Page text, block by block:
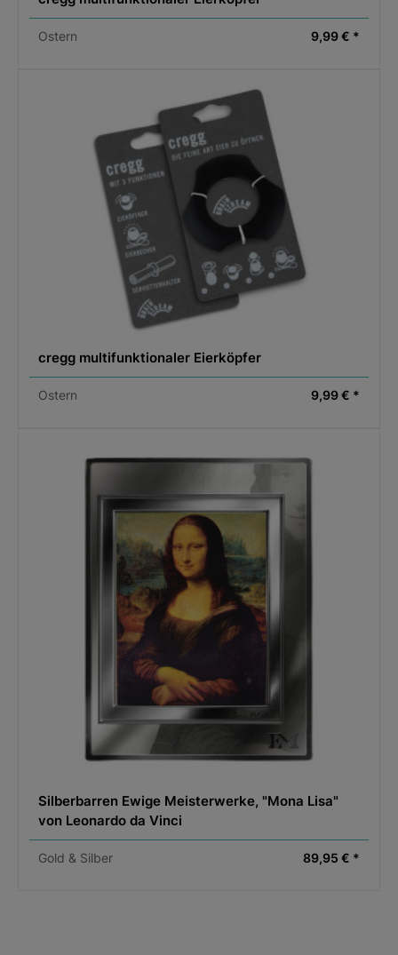
Ostern 9,99 € *
cregg multifunktionaler Eierköpfer
Ostern 9,99 € *
Silberbarren Ewige Meisterwerke, "Mona Lisa"
von Leonardo da Vinci
Gold & Silber 89,95 € *